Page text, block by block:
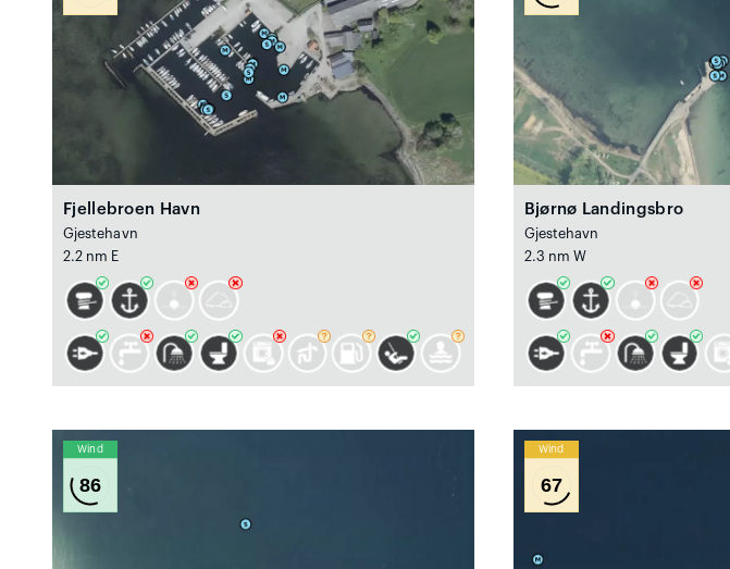
Fjellebroen Havn
Gjestehavn
2.2 nm E
Bjørnø Landingsbro
Gjestehavn
2.3 nm W
Wind
86
Wind
67